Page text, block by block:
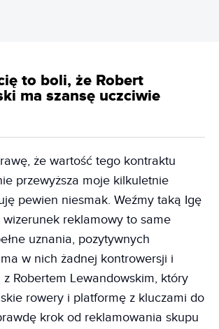
to boli, że Robert
ma szansę uczciwie
że wartość tego kontraktu
przewyższa moje kilkuletnie
pewien niesmak. Weźmy taką Igę
reklamowy to same
uznania, pozytywnych
w nich żadnej kontrowersji i
Robertem Lewandowskim, który
rowery i platformę z kluczami do
krok od reklamowania skupu